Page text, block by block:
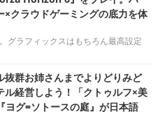
×クラウドゲーミングの底力を体
グラフィックスはもちろん最高設定
抜群お姉さんまでよりどりみど
ル経営しよう！「クトゥルフ×美
ヨグ=ソトースの庭』が日本語